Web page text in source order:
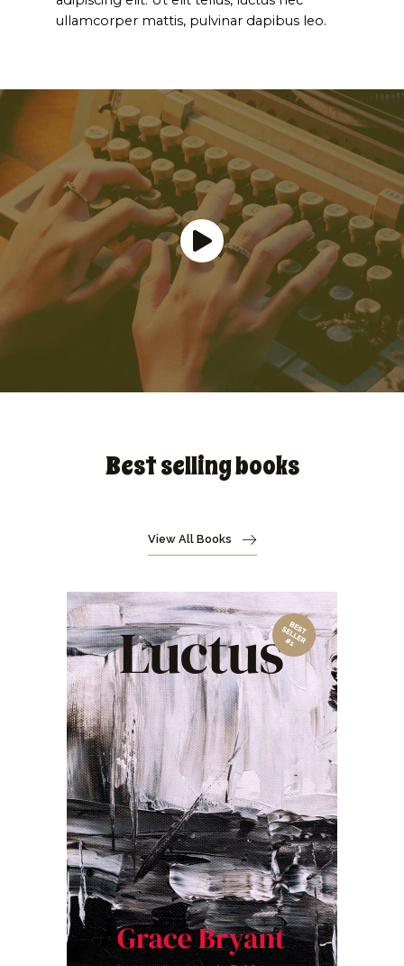
ullamcorper mattis, pulvinar dapibus leo.
Best selling books
View All Books